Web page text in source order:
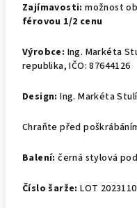
Zajímavosti:možnost
férovou 1/2 cenu
Výrobce: Ing. Markéta
republika, IČO: 87644126
Design:Ing. Markéta
Chraňte před
Balení: černá stylová
Číslo šarže:LOT